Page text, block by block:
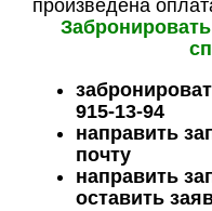
произведена
915-13-94
направить
почту
направить
оставить